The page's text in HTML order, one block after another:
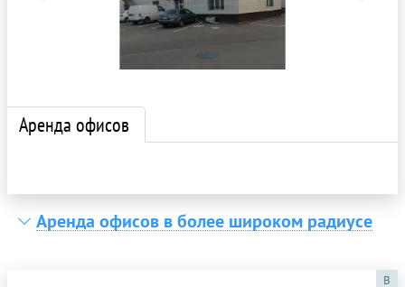
Аренда офисов
Аренда офисов в более широком радиусе
B